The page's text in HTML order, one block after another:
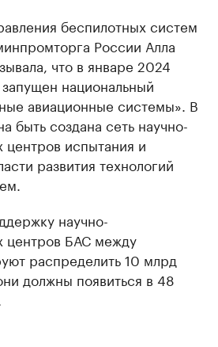
беспилотных систем
России Алла
что в январе 2024
национальный
авиационные системы». В
быть создана сеть научно-
центров испытания и
развития технологий
научно-
центров БАС между
распределить 10 млрд
должны появиться в 48